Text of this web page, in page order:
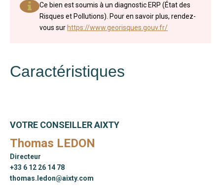
Ce bien est soumis à un diagnostic ERP (État des
Risques et Pollutions). Pour en savoir plus, rendez-
vous surhttps://www.georisques.gouv.fr/
Caractéristiques
VOTRE CONSEILLER AIXTY
Thomas LEDON
Directeur
+33 6 12 26 14 78
thomas.ledon@aixty.com